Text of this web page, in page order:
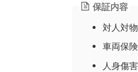
保証内容
対人対
車両保
人身傷